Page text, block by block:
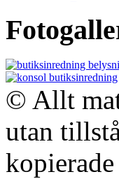
© Allt
utan